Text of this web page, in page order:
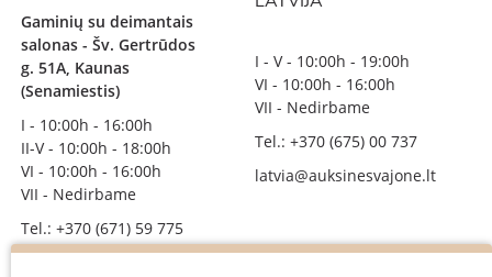
Gaminių su deimantais
salonas - Šv. Gertrūdos
g. 51A, Kaunas
(Senamiestis)
I - 10:00h - 16:00h
II-V - 10:00h - 18:00h
VI - 10:00h - 16:00h
VII - Nedirbame
Tel.: +370 (671) 59 775
I - V - 10:00h - 19:00h
VI - 10:00h - 16:00h
VII - Nedirbame
Tel.: +370 (675) 00 737
latvia@auksinesvajone.lt